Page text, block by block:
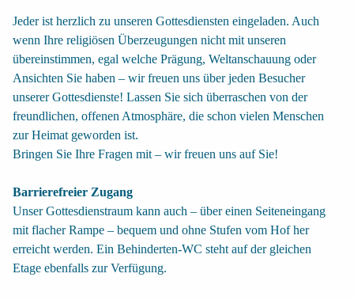
Jeder ist herzlich zu unseren Gottesdiensten eingeladen. Auch
wenn Ihre religiösen Überzeugungen nicht mit unseren
übereinstimmen, egal welche Prägung, Weltanschauung oder
Ansichten Sie haben – wir freuen uns über jeden Besucher
unserer Gottesdienste! Lassen Sie sich überraschen von der
freundlichen, offenen Atmosphäre, die schon vielen Menschen
zur Heimat geworden ist.
Bringen Sie Ihre Fragen mit – wir freuen uns auf Sie!
Barrierefreier Zugang
Unser Gottesdienstraum kann auch – über einen Seiteneingang
mit flacher Rampe – bequem und ohne Stufen vom Hof her
erreicht werden. Ein Behinderten-WC steht auf der gleichen
Etage ebenfalls zur Verfügung.